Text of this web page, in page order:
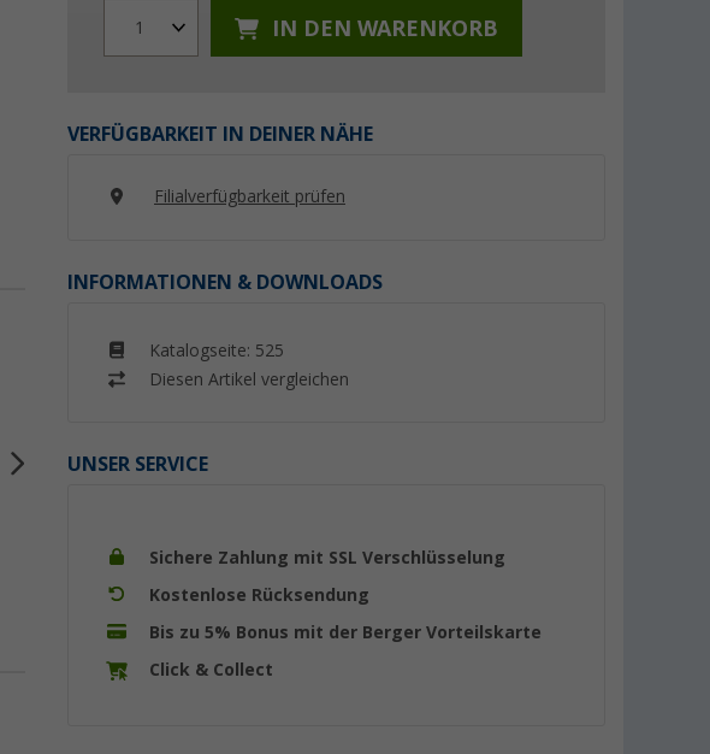
1 IN DEN WARENKORB
VERFÜGBARKEIT IN DEINER NÄHE
Filialverfügbarkeit prüfen
INFORMATIONEN & DOWNLOADS
Katalogseite: 525
Diesen Artikel vergleichen
UNSER SERVICE
Sichere Zahlung mit SSL Verschlüsselung
Kostenlose Rücksendung
Bis zu 5% Bonus mit der Berger Vorteilskarte
Click & Collect
(5)
Gasflaschen inklusive 2x
Spannband und 2x
Spannschloss
UVP 109,- €